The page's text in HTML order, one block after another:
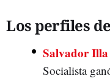
Los perfiles
Salvador
Socialista